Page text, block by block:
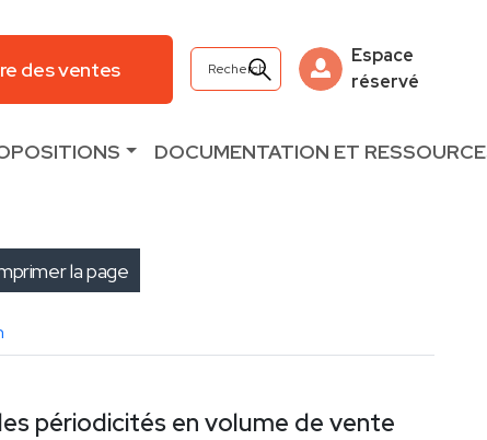
des ventes
Espace
réservé
DOCUMENTATION ET
la page
périodicités en volume de vente